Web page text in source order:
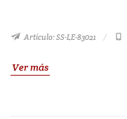
Artículo: SS-LE-83021
Ver más